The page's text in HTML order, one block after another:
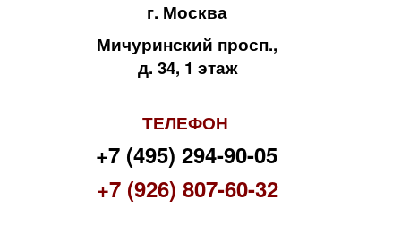
г. Москва
Мичуринский просп.,
д. 34, 1 этаж
ТЕЛЕФОН
+7 (495) 294-90-05
+7 (926) 807-60-32